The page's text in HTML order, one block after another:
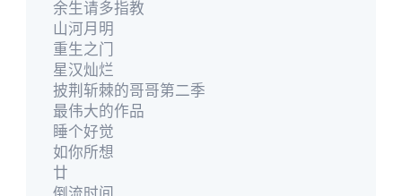
余生请多指教
山河月明
重生之门
星汉灿烂
披荆斩棘的哥哥第二季
最伟大的作品
睡个好觉
如你所想
廿